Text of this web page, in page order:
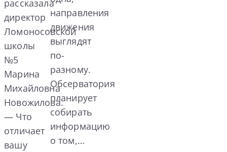
рассказала
директор
Ломоносовской
школы
№5
Марина
Михайловна
Новожилова.
— Что
отличает
вашу
направления
движения
выглядят
по-
разному.
Обсерватория
планирует
собирать
информацию
о том,…